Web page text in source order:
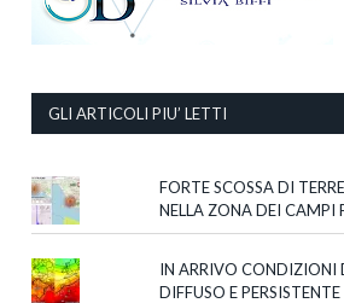
GLI ARTICOLI PIU’ LETTI
FORTE SCOSSA DI
NELLA ZONA DEI CAMPI
IN ARRIVO CONDIZIONI
DIFFUSO E PERSISTENTE